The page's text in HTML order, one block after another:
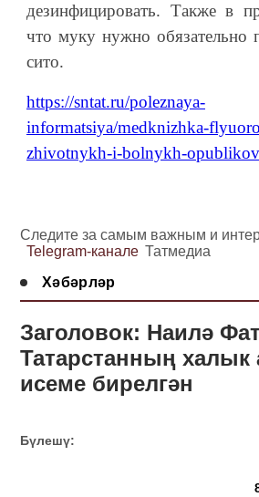
дезинфицировать. Также в
что муку нужно обязательно
сито.
https://sntat.ru/poleznaya-
informatsiya/medknizhka-
zhivotnykh-i-bolnykh-
Следите за самым важным и
Telegram-канале Татмедиа
Хәбәрләр
Заголовок: Наилә
Татарстанның халык
исеме бирелгән
Бүлешү: